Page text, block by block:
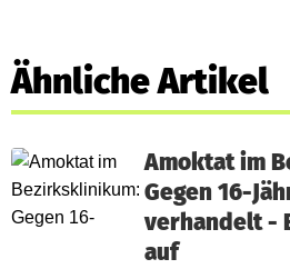
Ähnliche Artikel
Amoktat im
Gegen 16-
verhandelt -
auf